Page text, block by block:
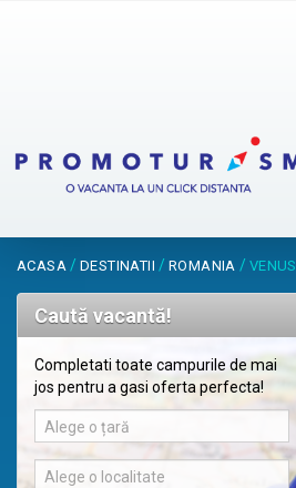
ACASA / DESTINATII / ROMANIA / VENUS
Caută vacantă!
Completati toate campurile de mai
jos pentru a gasi oferta perfecta!
Alege o țară
Alege o localitate